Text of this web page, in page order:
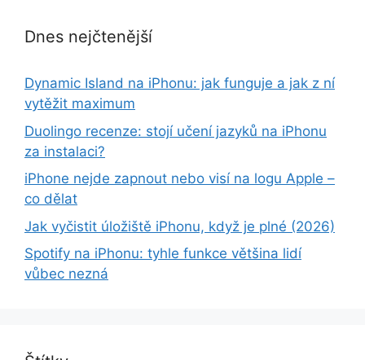
Dnes nejčtenější
Dynamic Island na iPhonu: jak funguje a jak z ní
vytěžit maximum
Duolingo recenze: stojí učení jazyků na iPhonu
za instalaci?
iPhone nejde zapnout nebo visí na logu Apple –
co dělat
Jak vyčistit úložiště iPhonu, když je plné (2026)
Spotify na iPhonu: tyhle funkce většina lidí
vůbec nezná